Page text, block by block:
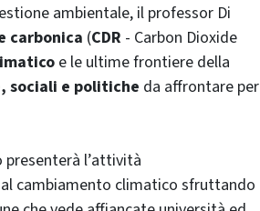
ambientale, il professor Di
carbonica (CDR - Carbon Dioxide
e le ultime frontiere della
sociali e politiche da affrontare per
presenterà l’attività
cambiamento climatico sfruttando